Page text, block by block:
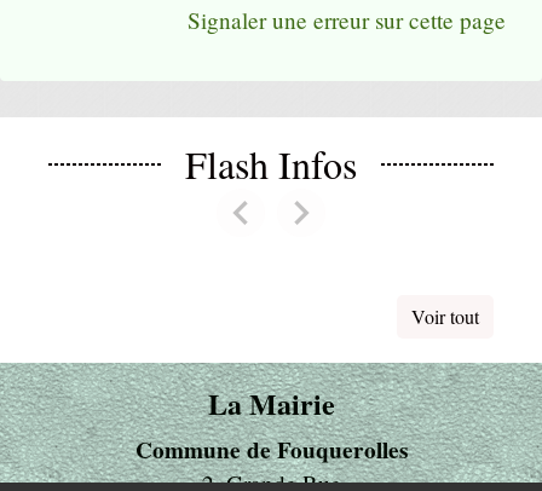
Signaler une erreur sur cette page
Flash Infos
chevron_leftPrevious
chevron_rightNext
Voir tout
La Mairie
Commune de Fouquerolles
2, Grande Rue